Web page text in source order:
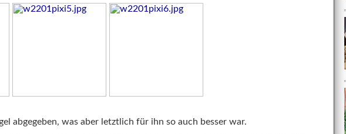
abgegeben, was aber letztlich für ihn so auch besser war.